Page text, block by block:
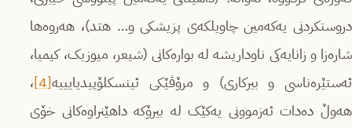
دروستکردنی یەکەمین چاویلکەی پزیشکی و… هتد)، هەروەها
شارەزا و زانایەکی ناوداریشە لە بوارەکانی (شیعر، میوزیک، کیمیا،
ئەستێرەناسی و بیرکاری) و مرۆڤێکی ئینسکلۆپیدیایییە[4]
،
هەوڵ دەدات ئەزموونی یەکێک لە بیرۆکە داهێنراوەکانی خۆی